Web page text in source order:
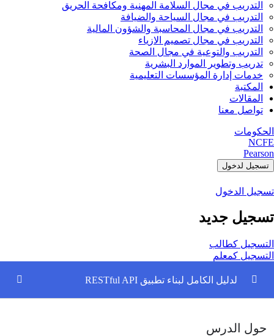
التدريب في مجال السلامة المهنية ومكافحة الحريق
التدريب في مجال السياحة والضيافة
التدريب في مجال المحاسبة والشؤون المالية
التدريب في مجال تصميم الازياء
التدريب والتوعية في مجال الصحة
تدريب وتطوير الموارد البشرية
خدمات إدارة المؤسسات التعليمية
المكتبة
المقالات
تواصل معنا
الحكومات
NCFE
Pearson
تسجيل لدخول
تسجيل الدخول
تسجيل جديد
التسجيل كطالب
التسجيل كمعلم
لدليل الكامل لبناء تطبيق RESTful API
حول الدرس